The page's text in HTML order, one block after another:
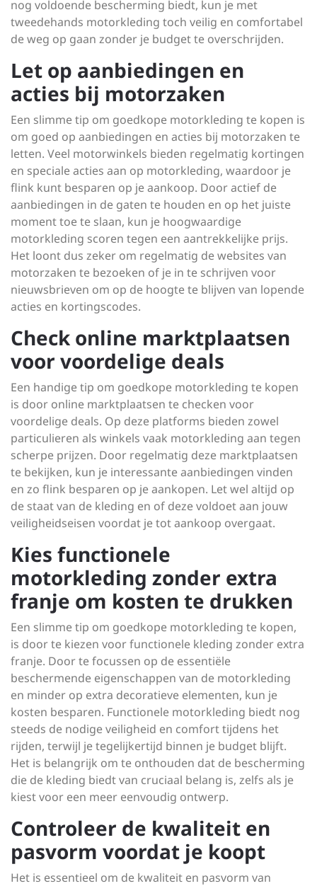
nog voldoende bescherming biedt, kun je met
tweedehands motorkleding toch veilig en comfortabel
de weg op gaan zonder je budget te overschrijden.
Let op aanbiedingen en
acties bij motorzaken
Een slimme tip om goedkope motorkleding te kopen is
om goed op aanbiedingen en acties bij motorzaken te
letten. Veel motorwinkels bieden regelmatig kortingen
en speciale acties aan op motorkleding, waardoor je
flink kunt besparen op je aankoop. Door actief de
aanbiedingen in de gaten te houden en op het juiste
moment toe te slaan, kun je hoogwaardige
motorkleding scoren tegen een aantrekkelijke prijs.
Het loont dus zeker om regelmatig de websites van
motorzaken te bezoeken of je in te schrijven voor
nieuwsbrieven om op de hoogte te blijven van lopende
acties en kortingscodes.
Check online marktplaatsen
voor voordelige deals
Een handige tip om goedkope motorkleding te kopen
is door online marktplaatsen te checken voor
voordelige deals. Op deze platforms bieden zowel
particulieren als winkels vaak motorkleding aan tegen
scherpe prijzen. Door regelmatig deze marktplaatsen
te bekijken, kun je interessante aanbiedingen vinden
en zo flink besparen op je aankopen. Let wel altijd op
de staat van de kleding en of deze voldoet aan jouw
veiligheidseisen voordat je tot aankoop overgaat.
Kies functionele
motorkleding zonder extra
franje om kosten te drukken
Een slimme tip om goedkope motorkleding te kopen,
is door te kiezen voor functionele kleding zonder extra
franje. Door te focussen op de essentiële
beschermende eigenschappen van de motorkleding
en minder op extra decoratieve elementen, kun je
kosten besparen. Functionele motorkleding biedt nog
steeds de nodige veiligheid en comfort tijdens het
rijden, terwijl je tegelijkertijd binnen je budget blijft.
Het is belangrijk om te onthouden dat de bescherming
die de kleding biedt van cruciaal belang is, zelfs als je
kiest voor een meer eenvoudig ontwerp.
Controleer de kwaliteit en
pasvorm voordat je koopt
Het is essentieel om de kwaliteit en pasvorm van